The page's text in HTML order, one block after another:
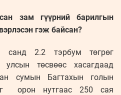
зам гүүрний барилгын
гэж байсан?
санд 2.2 тэрбум төгрөг
төсвөөс хасагдаад
сумын Багтахын голын
орон нутгаас 250 сая